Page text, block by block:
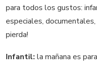
para todos los gustos:
especiales, documentales,
pierda!
Infantil: la mañana es